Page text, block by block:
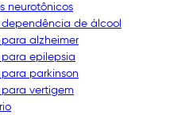
neurotônicos
de álcool
alzheimer
epilepsia
parkinson
vertigem